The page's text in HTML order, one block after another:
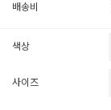
배송비
색상
사이즈